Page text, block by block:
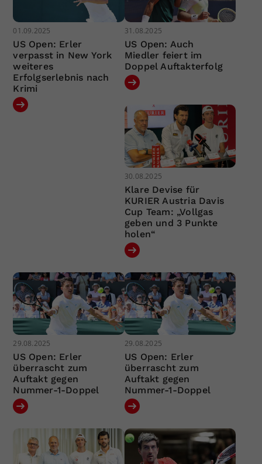
01.09.2025
US Open: Erler
verpasst in New York
weiteres
Erfolgserlebnis nach
Krimi
31.08.2025
US Open: Auch
Miedler feiert im
Doppel Auftakterfolg
30.08.2025
Klare Devise für
KURIER Austria Davis
Cup Team: „Vollgas
geben und 3 Punkte
holen“
29.08.2025
US Open: Erler
überrascht zum
Auftakt gegen
Nummer-1-Doppel
29.08.2025
US Open: Erler
überrascht zum
Auftakt gegen
Nummer-1-Doppel